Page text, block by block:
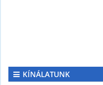
KÍNÁLATUNK